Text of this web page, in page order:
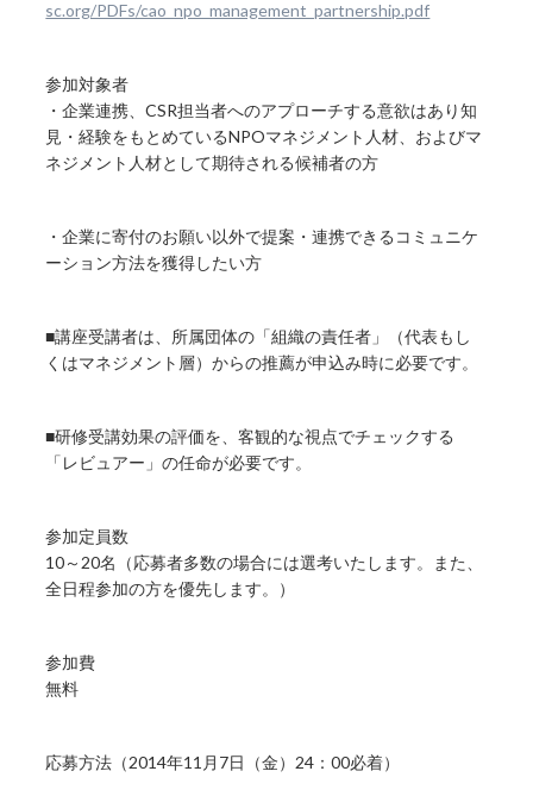
sc.org/PDFs/cao_npo_management_partnership.pdf
参加対象者
・企業連携、CSR担当者へのアプローチする意欲はあり知
見・経験をもとめているNPOマネジメント人材、およびマ
ネジメント人材として期待される候補者の方
・企業に寄付のお願い以外で提案・連携できるコミュニケ
ーション方法を獲得したい方
■講座受講者は、所属団体の「組織の責任者」（代表もし
くはマネジメント層）からの推薦が申込み時に必要です。
■研修受講効果の評価を、客観的な視点でチェックする
「レビュアー」の任命が必要です。
参加定員数
10～20名（応募者多数の場合には選考いたします。また、
全日程参加の方を優先します。）
参加費
無料
応募方法（2014年11月7日（金）24：00必着）